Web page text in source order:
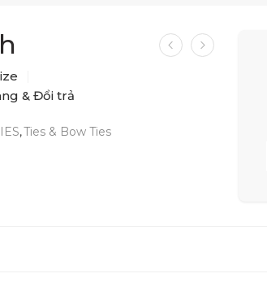
& Đổi trả
,Ties & Bow Ties